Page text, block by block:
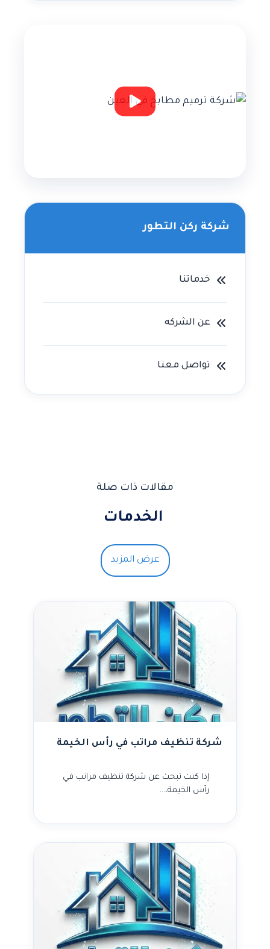
شركة ركن التطور
خدماتنا
عن الشركه
تواصل معنا
مقالات ذات صلة
الخدمات
عرض المزيد
شركة تنظيف مراتب في رأس الخيمة
إذا كنت تبحث عن شركة تنظيف مراتب في
رأس الخيمة،…